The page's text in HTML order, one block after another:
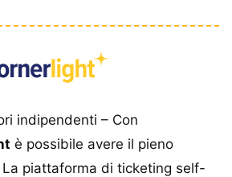
indipendenti – Con
è possibile avere il pieno
piattaforma di ticketing self-